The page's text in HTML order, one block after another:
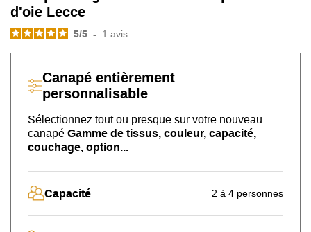
d'oie Lecce
5/5 - 1 avis
Canapé entièrement
personnalisable
Sélectionnez tout ou presque sur votre nouveau
canapé Gamme de tissus, couleur, capacité,
couchage, option...
Capacité 2 à 4 personnes